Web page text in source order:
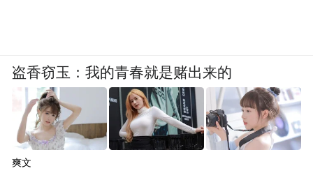
盗香窃玉：我的青春就是赌出来的
爽文